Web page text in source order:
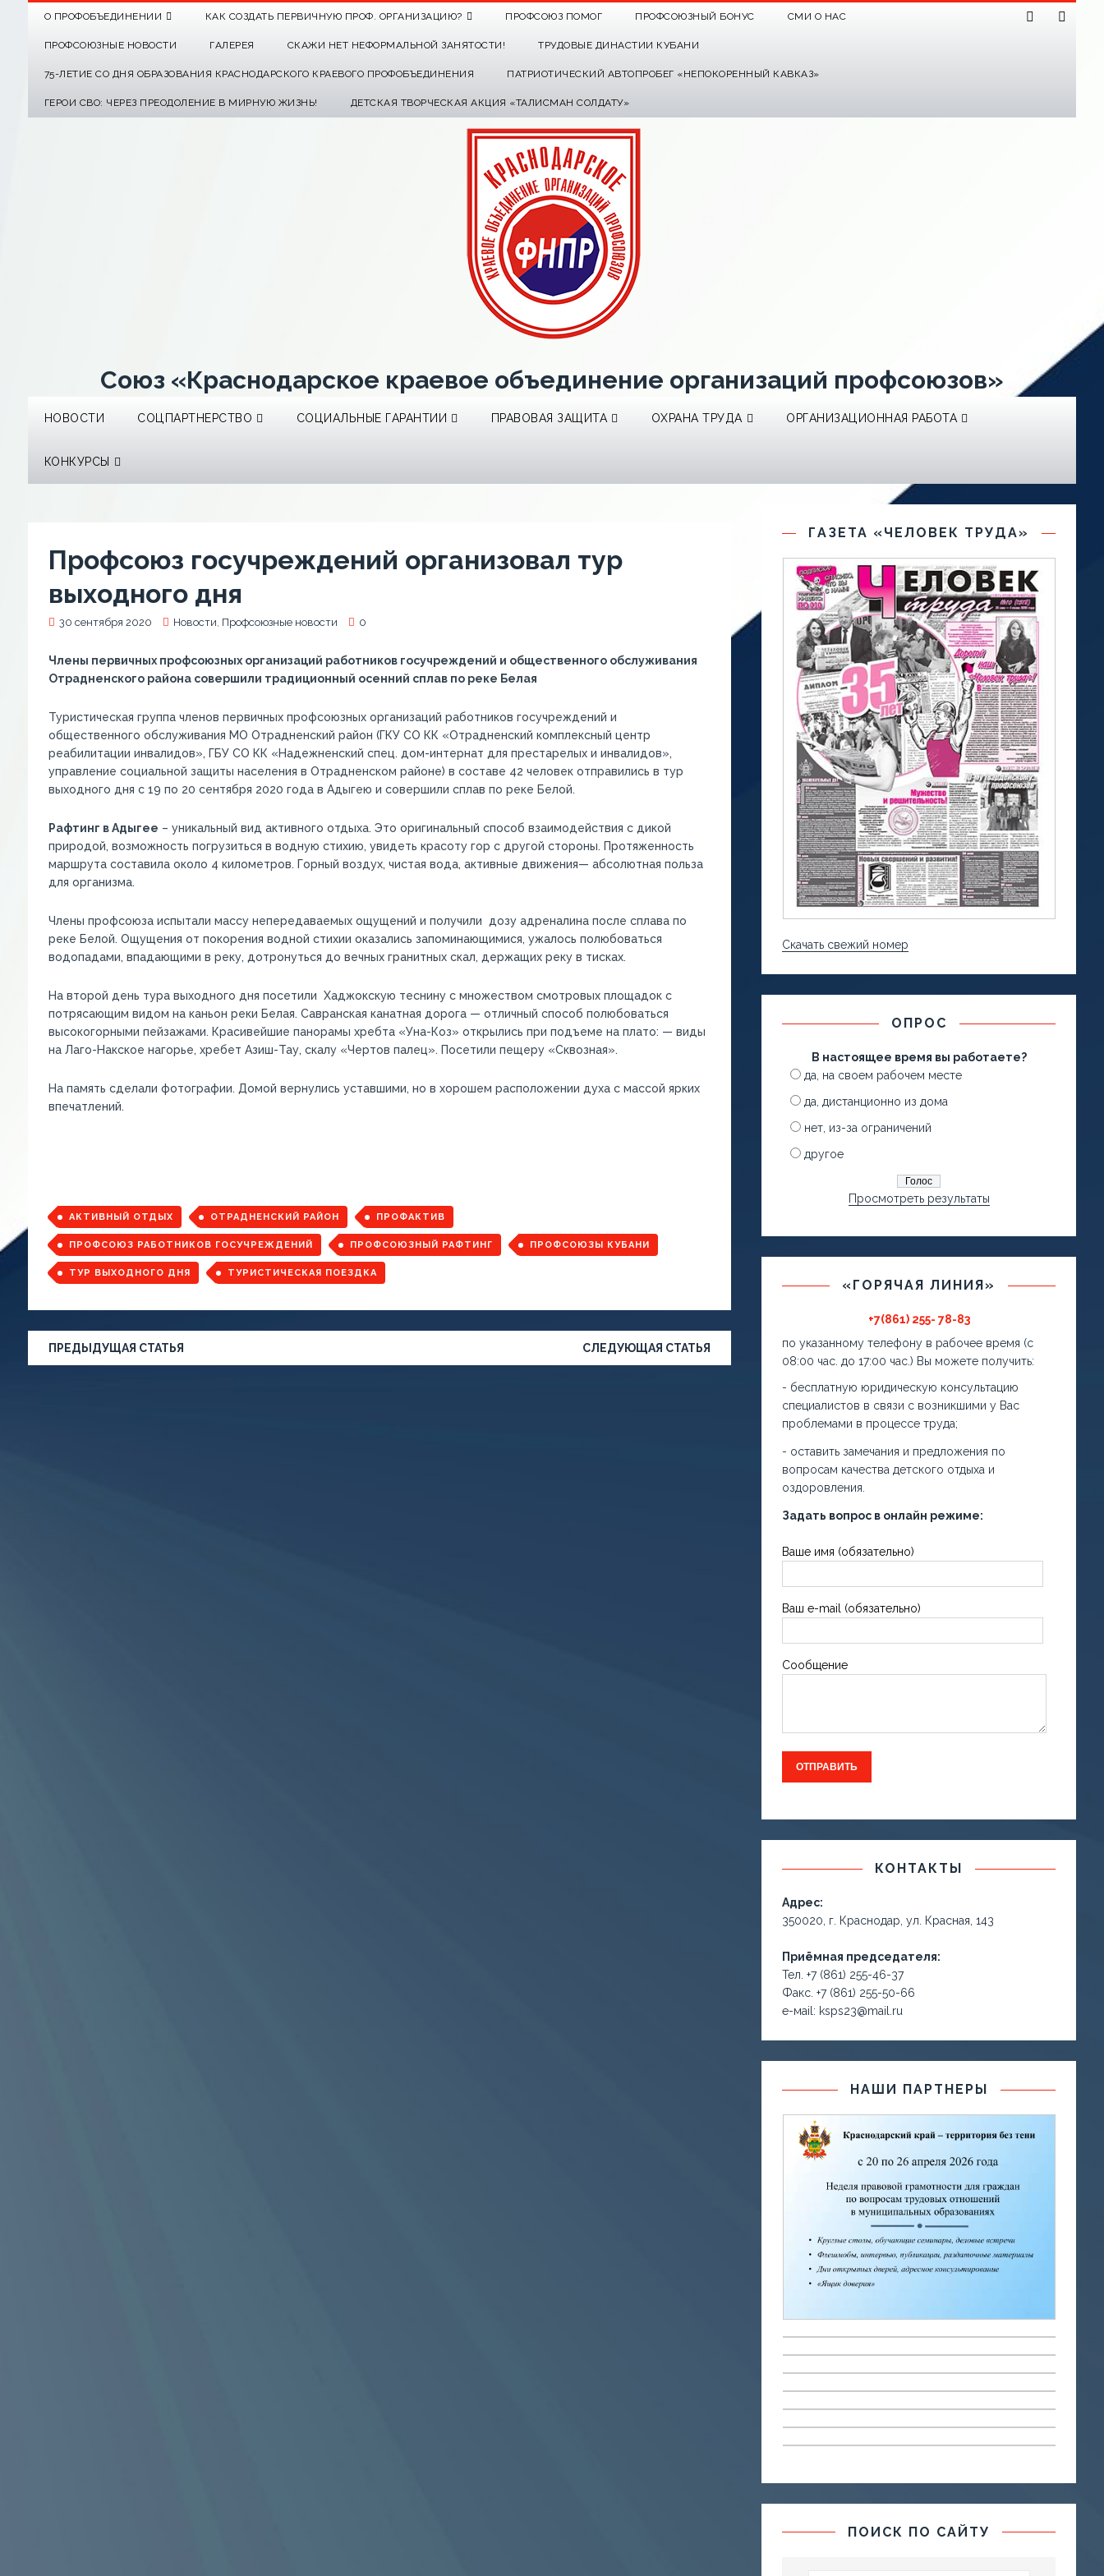
О ПРОФОБЪЕДИНЕНИИ КАК СОЗДАТЬ ПЕРВИЧНУЮ ПРОФ. ОРГАНИЗАЦИЮ? ПРОФСОЮЗ ПОМОГ ПРОФСОЮЗНЫЙ БОНУС СМИ О НАС
ПРОФСОЮЗНЫЕ НОВОСТИ ГАЛЕРЕЯ СКАЖИ НЕТ НЕФОРМАЛЬНОЙ ЗАНЯТОСТИ! ТРУДОВЫЕ ДИНАСТИИ КУБАНИ
75-ЛЕТИЕ СО ДНЯ ОБРАЗОВАНИЯ КРАСНОДАРСКОГО КРАЕВОГО ПРОФОБЪЕДИНЕНИЯ ПАТРИОТИЧЕСКИЙ АВТОПРОБЕГ «НЕПОКОРЕННЫЙ КАВКАЗ»
ГЕРОИ СВО: ЧЕРЕЗ ПРЕОДОЛЕНИЕ В МИРНУЮ ЖИЗНЬ! ДЕТСКАЯ ТВОРЧЕСКАЯ АКЦИЯ «ТАЛИСМАН СОЛДАТУ»
Союз «Краснодарское краевое объединение организаций профсоюзов»
НОВОСТИ СОЦПАРТНЕРСТВО СОЦИАЛЬНЫЕ ГАРАНТИИ ПРАВОВАЯ ЗАЩИТА ОХРАНА ТРУДА ОРГАНИЗАЦИОННАЯ РАБОТА
КОНКУРСЫ
Профсоюз госучреждений организовал тур
выходного дня
30 сентября 2020 Новости, Профсоюзные новости 0
Члены первичных профсоюзных организаций работников госучреждений и общественного обслуживания
Отрадненского района совершили традиционный осенний сплав по реке Белая
Туристическая группа членов первичных профсоюзных организаций работников госучреждений и
общественного обслуживания МО Отрадненский район (ГКУ СО КК «Отрадненский комплексный центр
реабилитации инвалидов», ГБУ СО КК «Надежненский спец. дом-интернат для престарелых и инвалидов»,
управление социальной защиты населения в Отрадненском районе) в составе 42 человек отправились в тур
выходного дня с 19 по 20 сентября 2020 года в Адыгею и совершили сплав по реке Белой.
Рафтинг в Адыгее – уникальный вид активного отдыха. Это оригинальный способ взаимодействия с дикой
природой, возможность погрузиться в водную стихию, увидеть красоту гор с другой стороны. Протяженность
маршрута составила около 4 километров. Горный воздух, чистая вода, активные движения— абсолютная польза
для организма.
Члены профсоюза испытали массу непередаваемых ощущений и получили дозу адреналина после сплава по
реке Белой. Ощущения от покорения водной стихии оказались запоминающимися, ужалось полюбоваться
водопадами, впадающими в реку, дотронуться до вечных гранитных скал, держащих реку в тисках.
На второй день тура выходного дня посетили Хаджокскую теснину с множеством смотровых площадок с
потрясающим видом на каньон реки Белая. Савранская канатная дорога — отличный способ полюбоваться
высокогорными пейзажами. Красивейшие панорамы хребта «Уна-Коз» открылись при подъеме на плато: — виды
на Лаго-Накское нагорье, хребет Азиш-Тау, скалу «Чертов палец». Посетили пещеру «Сквозная».
На память сделали фотографии. Домой вернулись уставшими, но в хорошем расположении духа с массой ярких
впечатлений.
АКТИВНЫЙ ОТДЫХ ОТРАДНЕНСКИЙ РАЙОН ПРОФАКТИВ
ПРОФСОЮЗ РАБОТНИКОВ ГОСУЧРЕЖДЕНИЙ ПРОФСОЮЗНЫЙ РАФТИНГ ПРОФСОЮЗЫ КУБАНИ
ТУР ВЫХОДНОГО ДНЯ ТУРИСТИЧЕСКАЯ ПОЕЗДКА
ПРЕДЫДУЩАЯ СТАТЬЯ СЛЕДУЮЩАЯ СТАТЬЯ
ГАЗЕТА «ЧЕЛОВЕК ТРУДА»
Скачать свежий номер
ОПРОС
В настоящее время вы работаете?
да, на своем рабочем месте
да, дистанционно из дома
нет, из-за ограничений
другое
Просмотреть результаты
«ГОРЯЧАЯ ЛИНИЯ»
+7(861) 255- 78-83
по указанному телефону в рабочее время (с
08:00 час. до 17:00 час.) Вы можете получить:
- бесплатную юридическую консультацию
специалистов в связи с возникшими у Вас
проблемами в процессе труда;
- оставить замечания и предложения по
вопросам качества детского отдыха и
оздоровления.
Задать вопрос в онлайн режиме:
Ваше имя (обязательно)
Ваш e-mail (обязательно)
Сообщение
КОНТАКТЫ
Адрес:
350020, г. Краснодар, ул. Красная, 143
Приёмная председателя:
Тел. +7 (861) 255-46-37
Факс. +7 (861) 255-50-66
е-маil: ksps23@mail.ru
НАШИ ПАРТНЕРЫ
ПОИСК ПО САЙТУ